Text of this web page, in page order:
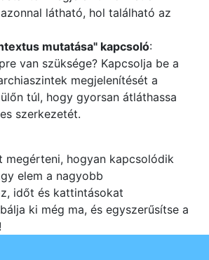
látható, hol található az
mutatása" kapcsoló:
van szüksége? Kapcsolja be a
megjelenítését a
túl, hogy gyorsan átláthassa
szerkezetét.
megérteni, hogyan kapcsolódik
elem a nagyobb
időt és kattintásokat
ki még ma, és egyszerűsítse a